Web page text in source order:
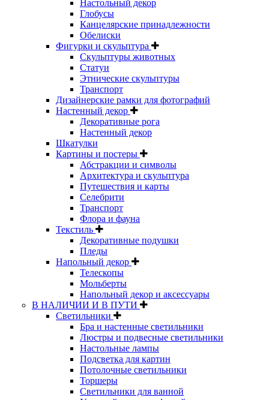
Настольный декор
Глобусы
Канцелярские принадлежности
Обелиски
Фигурки и скульптура
Скульптуры животных
Статуи
Этнические скульптуры
Транспорт
Дизайнерские рамки для фотографий
Настенный декор
Декоративные рога
Настенный декор
Шкатулки
Картины и постеры
Абстракции и символы
Архитектура и скульптура
Путешествия и карты
Селебрити
Транспорт
Флора и фауна
Текстиль
Декоративные подушки
Пледы
Напольный декор
Телескопы
Мольберты
Напольный декор и аксессуары
В НАЛИЧИИ И В ПУТИ
Светильники
Бра и настенные светильники
Люстры и подвесные светильники
Настольные лампы
Подсветка для картин
Потолочные светильники
Торшеры
Светильники для ванной